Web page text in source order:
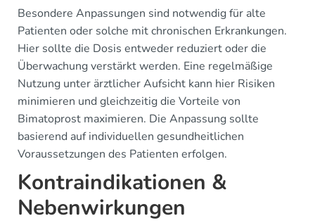
Besondere Anpassungen sind notwendig für alte
Patienten oder solche mit chronischen Erkrankungen.
Hier sollte die Dosis entweder reduziert oder die
Überwachung verstärkt werden. Eine regelmäßige
Nutzung unter ärztlicher Aufsicht kann hier Risiken
minimieren und gleichzeitig die Vorteile von
Bimatoprost maximieren. Die Anpassung sollte
basierend auf individuellen gesundheitlichen
Voraussetzungen des Patienten erfolgen.
Kontraindikationen &
Nebenwirkungen